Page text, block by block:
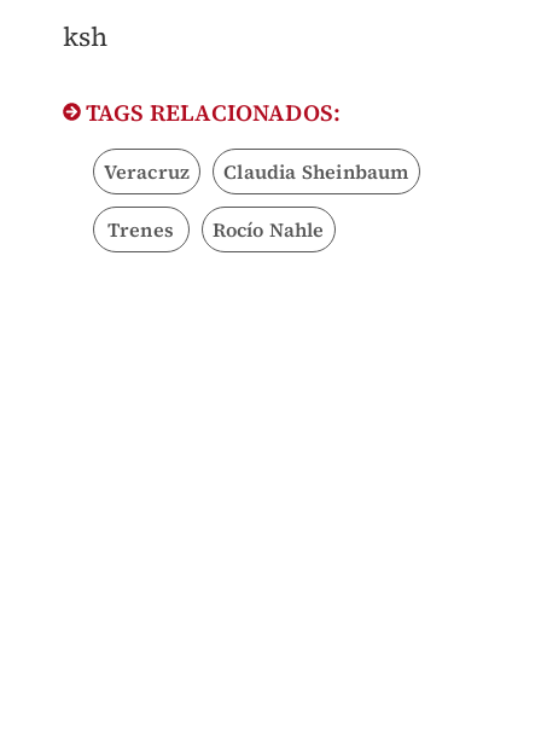
ksh
TAGS RELACIONADOS:
Veracruz Claudia Sheinbaum
Trenes Rocío Nahle